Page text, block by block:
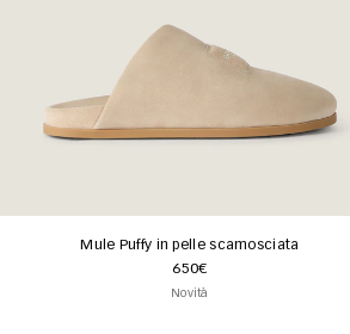
Mule Puffy in pelle scamosciata
650€
Novità